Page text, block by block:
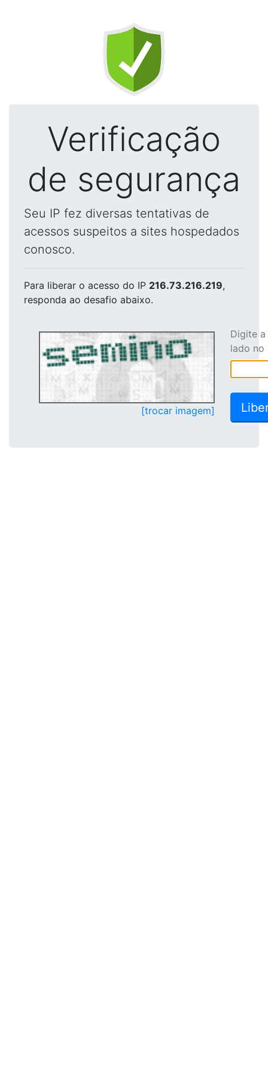
Verificação
de segurança
Seu IP fez diversas tentativas de
acessos suspeitos a sites hospedados
conosco.
Para liberar o acesso do IP 216.73.216.219,
responda ao desafio abaixo.
[trocar imagem]
Digite
lado no